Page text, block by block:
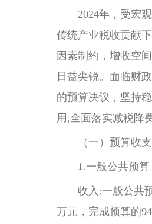
2024年，受宏观
传统产业税收贡献
因素制约，增收空
日益尖锐。面临财
的预算决议，坚持
用,全面落实减税降
（一）预算收支
1.一般公共预算
收入:一般公共预
万元，完成预算的